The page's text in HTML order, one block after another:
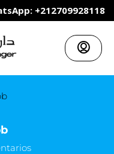
+212709928118